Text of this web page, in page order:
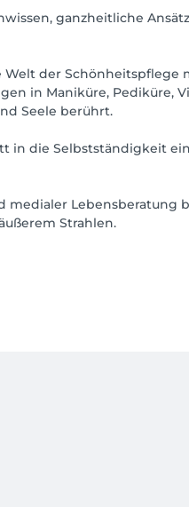
ganzheitliche
Welt der Schönheitspflege
in Maniküre, Pediküre,
Seele berührt.
in die Selbstständigkeit
medialer Lebensberatung
Strahlen.